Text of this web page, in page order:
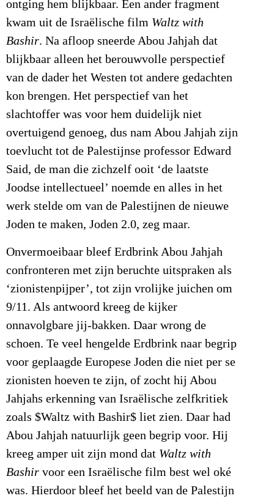
ontging hem blijkbaar. Een ander fragment
kwam uit de Israëlische film Waltz with
Bashir. Na afloop sneerde Abou Jahjah dat
blijkbaar alleen het berouwvolle perspectief
van de dader het Westen tot andere gedachten
kon brengen. Het perspectief van het
slachtoffer was voor hem duidelijk niet
overtuigend genoeg, dus nam Abou Jahjah zijn
toevlucht tot de Palestijnse professor Edward
Said, de man die zichzelf ooit ‘de laatste
Joodse intellectueel’ noemde en alles in het
werk stelde om van de Palestijnen de nieuwe
Joden te maken, Joden 2.0, zeg maar.
Onvermoeibaar bleef Erdbrink Abou Jahjah
confronteren met zijn beruchte uitspraken als
‘zionistenpijper’, tot zijn vrolijke juichen om
9/11. Als antwoord kreeg de kijker
onnavolgbare jij-bakken. Daar wrong de
schoen. Te veel hengelde Erdbrink naar begrip
voor geplaagde Europese Joden die niet per se
zionisten hoeven te zijn, of zocht hij Abou
Jahjahs erkenning van Israëlische zelfkritiek
zoals $Waltz with Bashir$ liet zien. Daar had
Abou Jahjah natuurlijk geen begrip voor. Hij
kreeg amper uit zijn mond dat Waltz with
Bashir voor een Israëlische film best wel oké
was. Hierdoor bleef het beeld van de Palestijn